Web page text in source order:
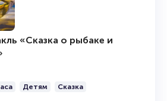
«Сказка о рыбаке и
Детям Сказка